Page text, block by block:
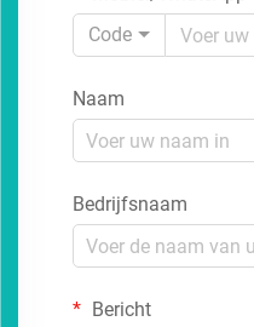
Code
Naam
Bedrijfsnaam
Bericht